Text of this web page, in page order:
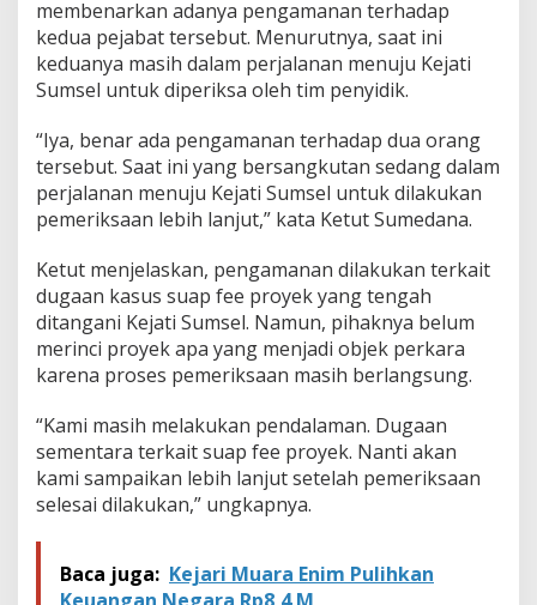
membenarkan adanya pengamanan terhadap
kedua pejabat tersebut. Menurutnya, saat ini
keduanya masih dalam perjalanan menuju Kejati
Sumsel untuk diperiksa oleh tim penyidik.
“Iya, benar ada pengamanan terhadap dua orang
tersebut. Saat ini yang bersangkutan sedang dalam
perjalanan menuju Kejati Sumsel untuk dilakukan
pemeriksaan lebih lanjut,” kata Ketut Sumedana.
Ketut menjelaskan, pengamanan dilakukan terkait
dugaan kasus suap fee proyek yang tengah
ditangani Kejati Sumsel. Namun, pihaknya belum
merinci proyek apa yang menjadi objek perkara
karena proses pemeriksaan masih berlangsung.
“Kami masih melakukan pendalaman. Dugaan
sementara terkait suap fee proyek. Nanti akan
kami sampaikan lebih lanjut setelah pemeriksaan
selesai dilakukan,” ungkapnya.
Baca juga: Kejari Muara Enim Pulihkan